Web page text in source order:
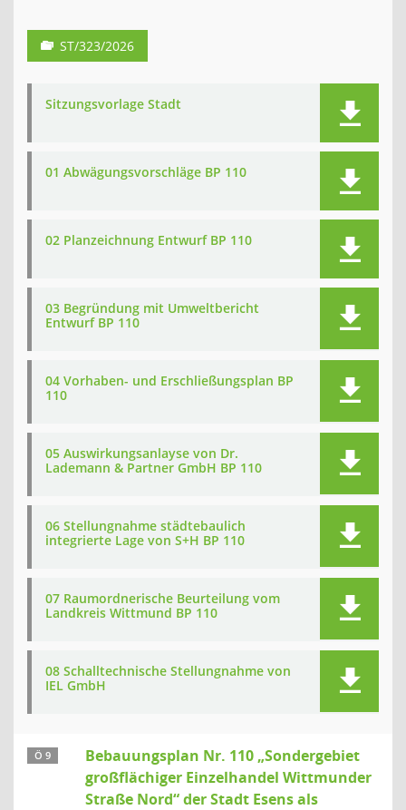
ST/323/2026
Sitzungsvorlage Stadt
01 Abwägungsvorschläge BP 110
02 Planzeichnung Entwurf BP 110
03 Begründung mit Umweltbericht
Entwurf BP 110
04 Vorhaben- und Erschließungsplan BP
110
05 Auswirkungsanlayse von Dr.
Lademann & Partner GmbH BP 110
06 Stellungnahme städtebaulich
integrierte Lage von S+H BP 110
07 Raumordnerische Beurteilung vom
Landkreis Wittmund BP 110
08 Schalltechnische Stellungnahme von
IEL GmbH
Ö 9
Bebauungsplan Nr. 110 „Sondergebiet
großflächiger Einzelhandel Wittmunder
Straße Nord“ der Stadt Esens als